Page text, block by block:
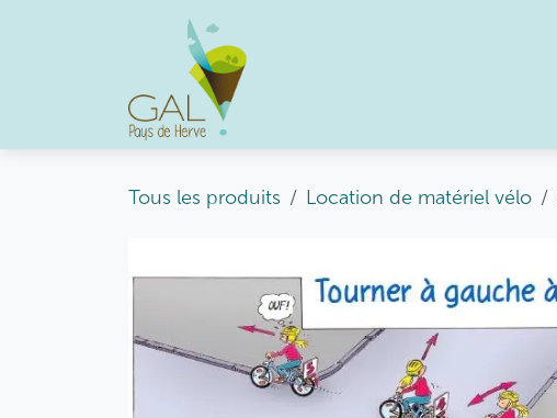
Tous les produits Location de matériel vélo